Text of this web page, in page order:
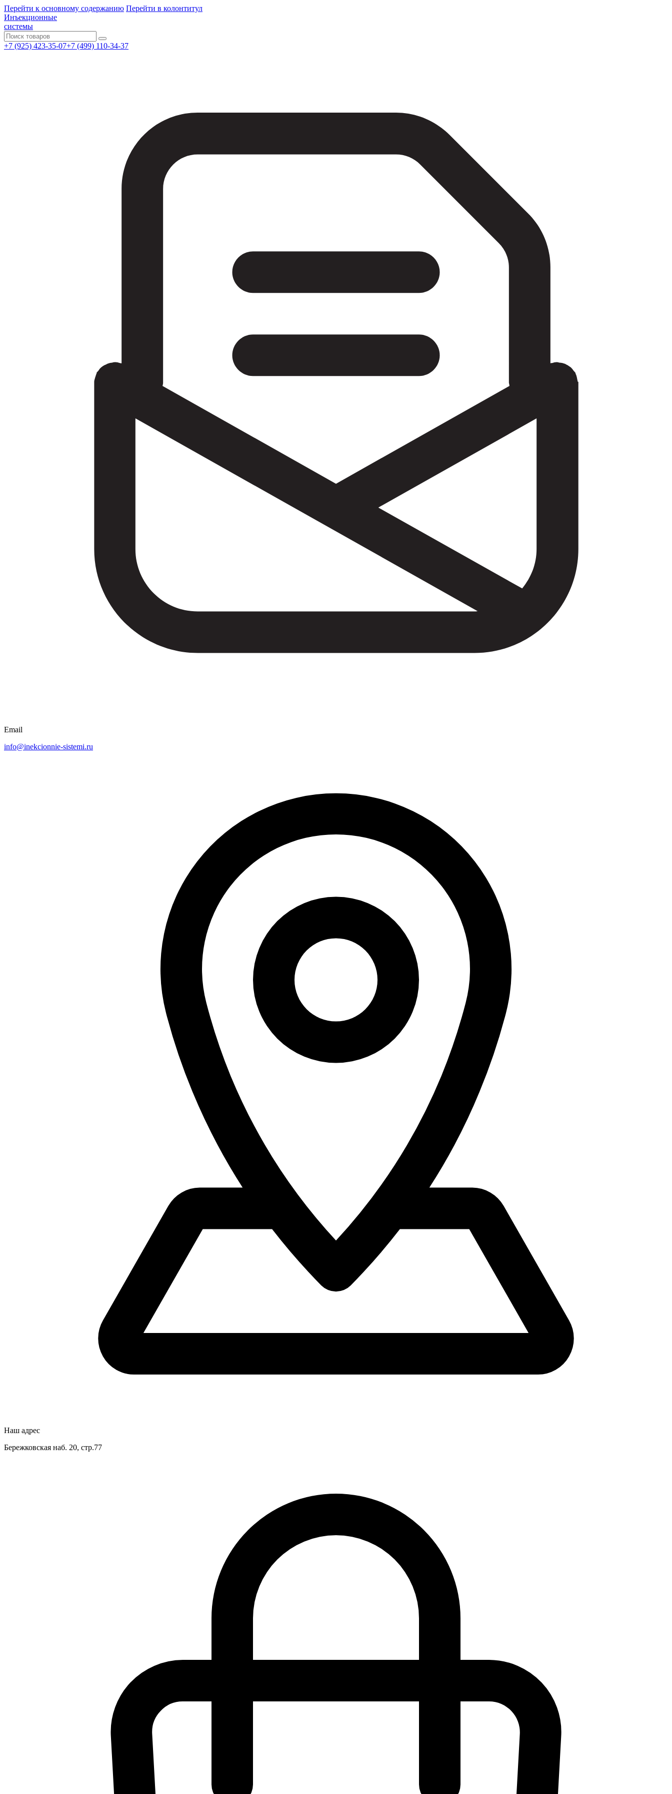
Перейти к основному содержанию Перейти в колонтитул
Инъекционные
системы
Поиск
+7 (925) 423-35-07+7 (499) 110-34-37
Email
info@inekcionnie-sistemi.ru
Наш адрес
Бережковская наб. 20, стр.77